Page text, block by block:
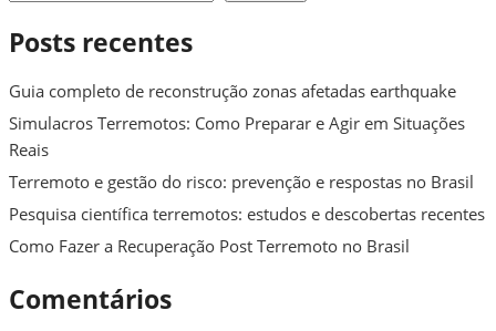
Posts recentes
Guia completo de reconstrução zonas afetadas earthquake
Simulacros Terremotos: Como Preparar e Agir em Situações
Reais
Terremoto e gestão do risco: prevenção e respostas no Brasil
Pesquisa científica terremotos: estudos e descobertas recentes
Como Fazer a Recuperação Post Terremoto no Brasil
Comentários